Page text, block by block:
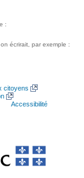
:
écrirait, par exemple :
citoyens
Accessibilité